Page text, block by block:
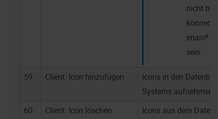
nicht
können
enaio®
sein.
59 Client: Icon hinzufügen
Icons in den
Systems aufnehmen
60
Client: Icon löschen
Icons aus dem